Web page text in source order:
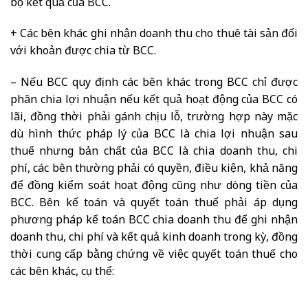
+ Các bên khác ghi nhận doanh thu cho thuê tài sản đối
với khoản được chia từ BCC.
– Nếu BCC quy định các bên khác trong BCC chỉ được
phân chia lợi nhuận nếu kết quả hoạt động của BCC có
lãi, đồng thời phải gánh chịu lỗ, trường hợp này mặc
dù hình thức pháp lý của BCC là chia lợi nhuận sau
thuế nhưng bản chất của BCC là chia doanh thu, chi
phí, các bên thường phải có quyền, điều kiện, khả năng
để đồng kiểm soát hoạt động cũng như dòng tiền của
BCC. Bên kế toán và quyết toán thuế phải áp dụng
phương pháp kế toán BCC chia doanh thu để ghi nhận
doanh thu, chi phí và kết quả kinh doanh trong kỳ, đồng
thời cung cấp bằng chứng về việc quyết toán thuế cho
các bên khác, cụ thể: